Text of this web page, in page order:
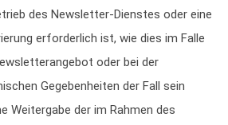
des Newsletter-Dienstes oder eine
erforderlich ist, wie dies im Falle
oder bei der
Gegebenheiten der Fall sein
Weitergabe der im Rahmen des